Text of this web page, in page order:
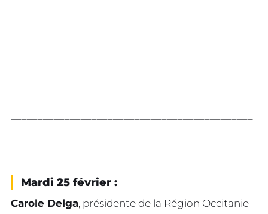
Mardi 25 février :
Carole Delga, présidente de la Région Occitanie